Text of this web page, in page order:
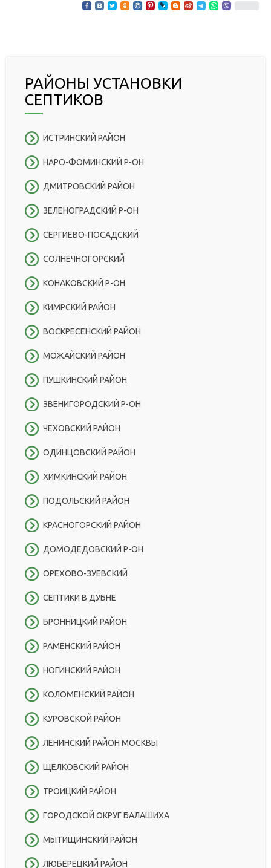
РАЙОНЫ УСТАНОВКИ
СЕПТИКОВ
ИСТРИНСКИЙ РАЙОН
НАРО-ФОМИНСКИЙ Р-ОН
ДМИТРОВСКИЙ РАЙОН
ЗЕЛЕНОГРАДСКИЙ Р-ОН
СЕРГИЕВО-ПОСАДСКИЙ
СОЛНЕЧНОГОРСКИЙ
КОНАКОВСКИЙ Р-ОН
КИМРСКИЙ РАЙОН
ВОСКРЕСЕНСКИЙ РАЙОН
МОЖАЙСКИЙ РАЙОН
ПУШКИНСКИЙ РАЙОН
ЗВЕНИГОРОДСКИЙ Р-ОН
ЧЕХОВСКИЙ РАЙОН
ОДИНЦОВСКИЙ РАЙОН
ХИМКИНСКИЙ РАЙОН
ПОДОЛЬСКИЙ РАЙОН
КРАСНОГОРСКИЙ РАЙОН
ДОМОДЕДОВСКИЙ Р-ОН
ОРЕХОВО-ЗУЕВСКИЙ
СЕПТИКИ В ДУБНЕ
БРОННИЦКИЙ РАЙОН
РАМЕНСКИЙ РАЙОН
НОГИНСКИЙ РАЙОН
КОЛОМЕНСКИЙ РАЙОН
КУРОВСКОЙ РАЙОН
ЛЕНИНСКИЙ РАЙОН МОСКВЫ
ЩЕЛКОВСКИЙ РАЙОН
ТРОИЦКИЙ РАЙОН
ГОРОДСКОЙ ОКРУГ БАЛАШИХА
МЫТИЩИНСКИЙ РАЙОН
ЛЮБЕРЕЦКИЙ РАЙОН